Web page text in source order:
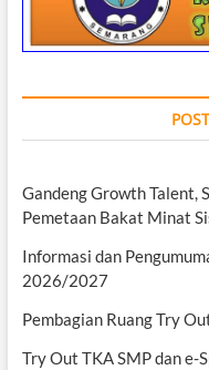
Gandeng Growth Talent,
Pemetaan Bakat Minat
Informasi dan
2026/2027
Pembagian Ruang Try
Try Out TKA SMP dan e-